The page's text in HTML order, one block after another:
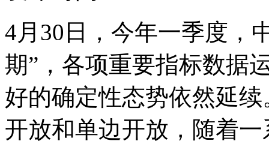
4月30日，今年一季度，
期”，各项重要指标数据
好的确定性态势依然延
开放和单边开放，随着